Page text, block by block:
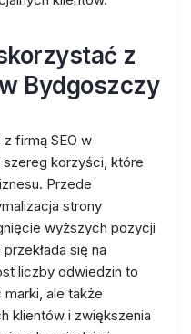
z
Bydgoszczy
firmą SEO w
korzyści, które
Przede
strony
wyższych pozycji
się na
liczby odwiedzin to
ale także
klientów i zwiększenia